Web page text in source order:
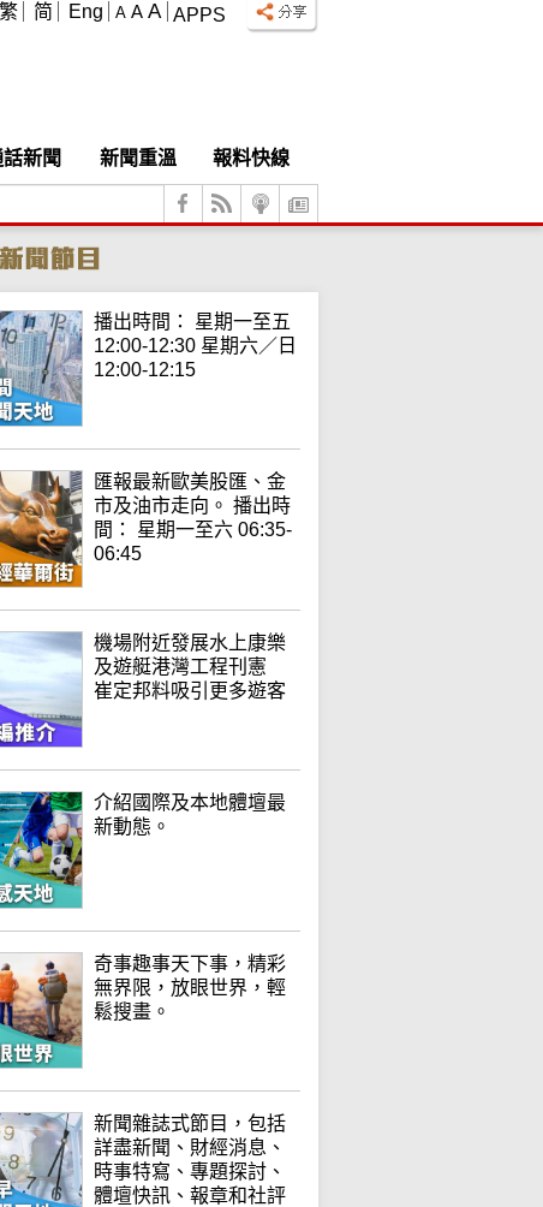
APPS
A A A
繁 简 Eng
新聞 新聞重溫
報料快線
播出時間： 星期一至五
12:00-12:30 星期六／日
12:00-12:15
匯報最新歐美股匯、金
市及油市走向。 播出時
間： 星期一至六 06:35-
06:45
機場附近發展水上康樂
及遊艇港灣工程刊憲
崔定邦料吸引更多遊客
介紹國際及本地體壇最
新動態。
奇事趣事天下事，精彩
無界限，放眼世界，輕
鬆搜畫。
新聞雜誌式節目，包括
詳盡新聞、財經消息、
時事特寫、專題探討、
體壇快訊、報章和社評